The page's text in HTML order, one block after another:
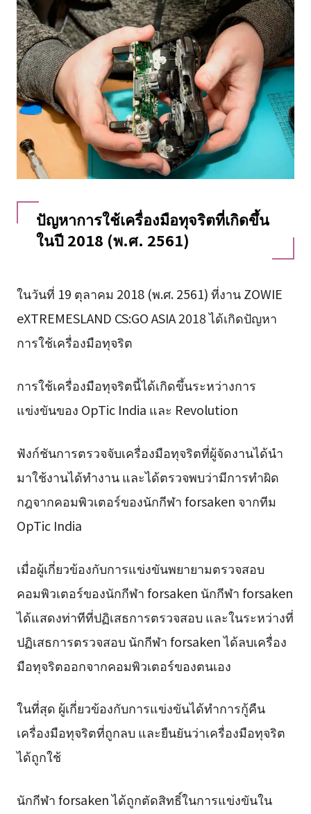
ปัญหาการใช้เครื่องมือทุจริตที่เกิดขึ้น
ในปี 2018 (พ.ศ. 2561)
ในวันที่ 19 ตุลาคม 2018 (พ.ศ. 2561) ที่งาน ZOWIE
eXTREMESLAND CS:GO ASIA 2018 ได้เกิดปัญหา
การใช้เครื่องมือทุจริต
การใช้เครื่องมือทุจริตนี้ได้เกิดขึ้นระหว่างการ
แข่งขันของ OpTic India และ Revolution
ฟังก์ชันการตรวจจับเครื่องมือทุจริตที่ผู้จัดงานได้นำ
มาใช้งานได้ทำงาน และได้ตรวจพบว่ามีการทำผิด
กฎจากคอมพิวเตอร์ของนักกีฬา forsaken จากทีม
OpTic India
เมื่อผู้เกี่ยวข้องกับการแข่งขันพยายามตรวจสอบ
คอมพิวเตอร์ของนักกีฬา forsaken นักกีฬา forsaken
ได้แสดงท่าทีที่ปฏิเสธการตรวจสอบ และในระหว่างที่
ปฏิเสธการตรวจสอบ นักกีฬา forsaken ได้ลบเครื่อง
มือทุจริตออกจากคอมพิวเตอร์ของตนเอง
ในที่สุด ผู้เกี่ยวข้องกับการแข่งขันได้ทำการกู้คืน
เครื่องมือทุจริตที่ถูกลบ และยืนยันว่าเครื่องมือทุจริต
ได้ถูกใช้
นักกีฬา forsaken ได้ถูกตัดสิทธิ์ในการแข่งขันใน